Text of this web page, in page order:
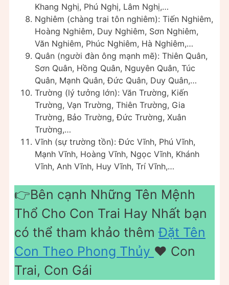
Khang Nghị, Phú Nghị, Lâm Nghị,…
Nghiêm (chàng trai tôn nghiêm): Tiến Nghiêm,
Hoàng Nghiêm, Duy Nghiêm, Sơn Nghiêm,
Văn Nghiêm, Phúc Nghiêm, Hà Nghiêm,…
Quân (người đàn ông mạnh mẽ): Thiên Quân,
Sơn Quân, Hồng Quân, Nguyên Quân, Túc
Quân, Mạnh Quân, Đức Quân, Duy Quân,…
Trường (lý tưởng lớn): Văn Trường, Kiến
Trường, Vạn Trường, Thiên Trường, Gia
Trường, Bảo Trường, Đức Trường, Xuân
Trường,…
Vĩnh (sự trường tồn): Đức Vĩnh, Phú Vĩnh,
Mạnh Vĩnh, Hoàng Vĩnh, Ngọc Vĩnh, Khánh
Vĩnh, Anh Vĩnh, Huy Vĩnh, Trí Vĩnh,…
👉Bên cạnh Những Tên Mệnh
Thổ Cho Con Trai Hay Nhất bạn
có thể tham khảo thêmĐặt Tên
Con Theo Phong Thủy ❤️️ Con
Trai, Con Gái